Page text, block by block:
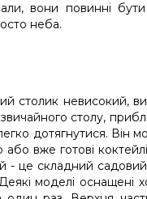
вони повинні
неба.
столик невисокий,
столу,
дотягнутися. Він
або вже готові
це складний садовий
Деякі моделі